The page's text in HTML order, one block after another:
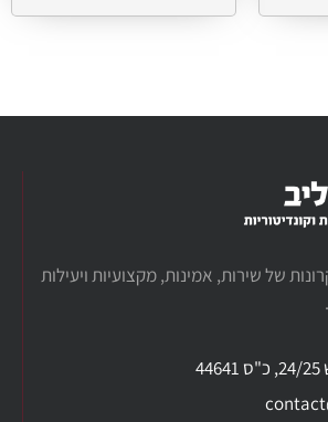
של שירות, אמינות, מקצועיות ויעילות